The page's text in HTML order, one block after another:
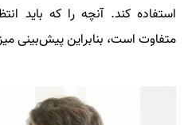
استفاده کند. آنچه را که باید
متفاوت است، بنابراین پیش‌بینی